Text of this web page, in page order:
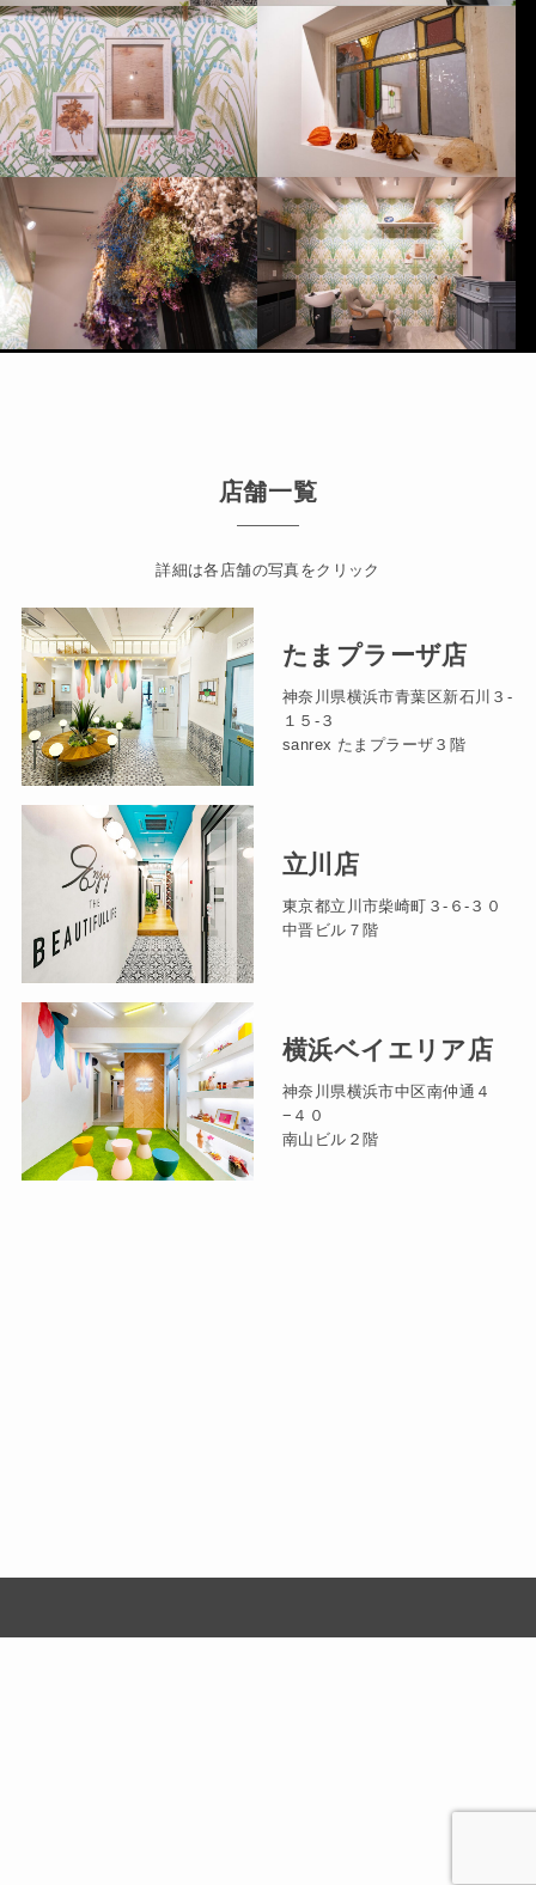
店舗一覧
詳細は各店舗の写真をクリック
たまプラーザ店
神奈川県横浜市青葉区新石川３-
１５-３
sanrex たまプラーザ３階
立川店
東京都立川市柴崎町３-６-３０
中晋ビル７階
横浜ベイエリア店
神奈川県横浜市中区南仲通４
−４０
南山ビル２階